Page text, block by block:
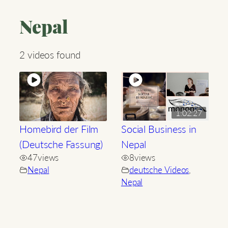
Nepal
2 videos found
Homebird der Film
(Deutsche Fassung)
47views
Nepal
1:02:27
Social Business in
Nepal
8views
deutsche Videos
Nepal